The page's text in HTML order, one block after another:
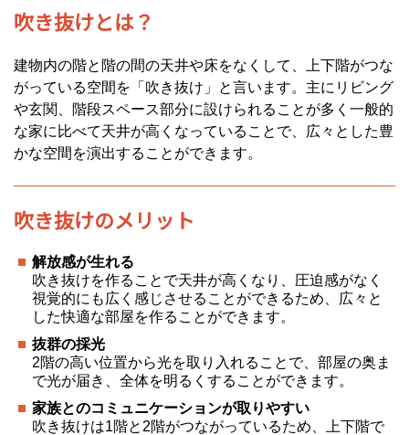
吹き抜けとは？
建物内の階と階の間の天井や床をなくして、上下階がつな
がっている空間を「吹き抜け」と言います。主にリビング
や玄関、階段スペース部分に設けられることが多く一般的
な家に比べて天井が高くなっていることで、広々とした豊
かな空間を演出することができます。
吹き抜けのメリット
解放感が生れる
吹き抜けを作ることで天井が高くなり、圧迫感がなく
視覚的にも広く感じさせることができるため、広々と
した快適な部屋を作ることができます。
抜群の採光
2階の高い位置から光を取り入れることで、部屋の奥ま
で光が届き、全体を明るくすることができます。
家族とのコミュニケーションが取りやすい
吹き抜けは1階と2階がつながっているため、上下階で